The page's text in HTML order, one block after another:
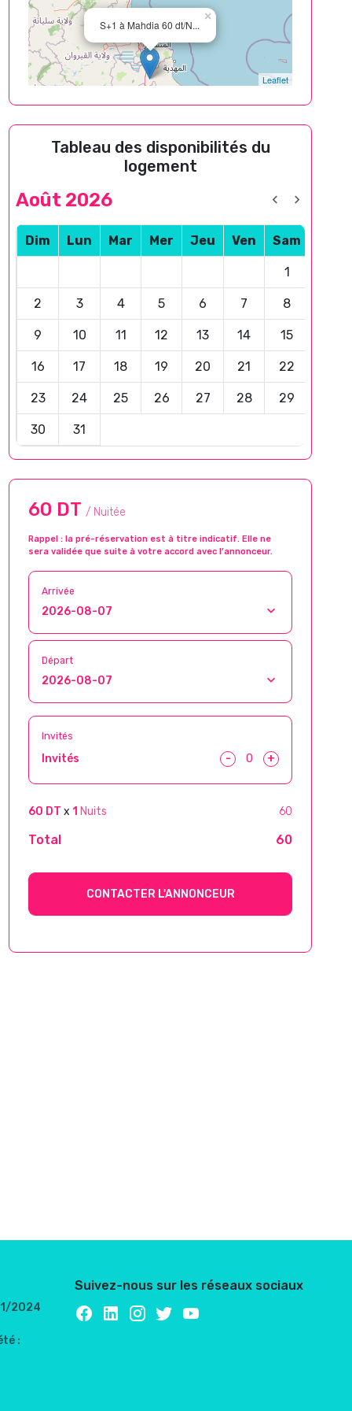
S+1 à Mahdia 60 dt/N...
×
Leaflet
Tableau des disponibilités du
logement
Août 2026
Dim Lun Mar Mer Jeu Ven Sam
1
2 3 4 5 6 7 8
9 10 11 12 13 14 15
16 17 18 19 20 21 22
23 24 25 26 27 28 29
30 31
60 DT / Nuitée
Rappel : la pré-réservation est à titre indicatif. Elle ne
sera validée que suite à votre accord avec l’annonceur.
Arrivée
Départ
Invités
Invités - +
60 DT x 1 Nuits 60
Total 60
CONTACTER L'ANNONCEUR
2024
:
Suivez-nous sur les réseaux sociaux